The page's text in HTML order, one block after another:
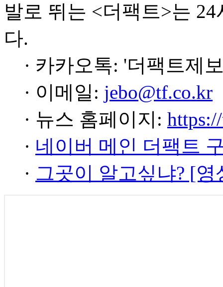
발로 뛰는 <더팩트>는
다.
· 카카오톡: '더팩트제
· 이메일: jebo@tf.co.kr
· 뉴스 홈페이지:
· 네이버 메인 더팩트
· 그곳이 알고싶냐? [